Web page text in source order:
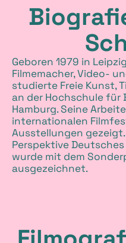
Geboren 1979 in
Filmemacher, Video-
studierte Freie Kunst,
an der Hochschule für
Hamburg. Seine
internationalen
Ausstellungen
Perspektive
wurde mit dem
ausgezeichnet.